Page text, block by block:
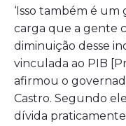
‘Isso também é um
carga que a gente
diminuição desse
vinculada ao PIB
afirmou o
Castro. Segundo
dívida praticamente